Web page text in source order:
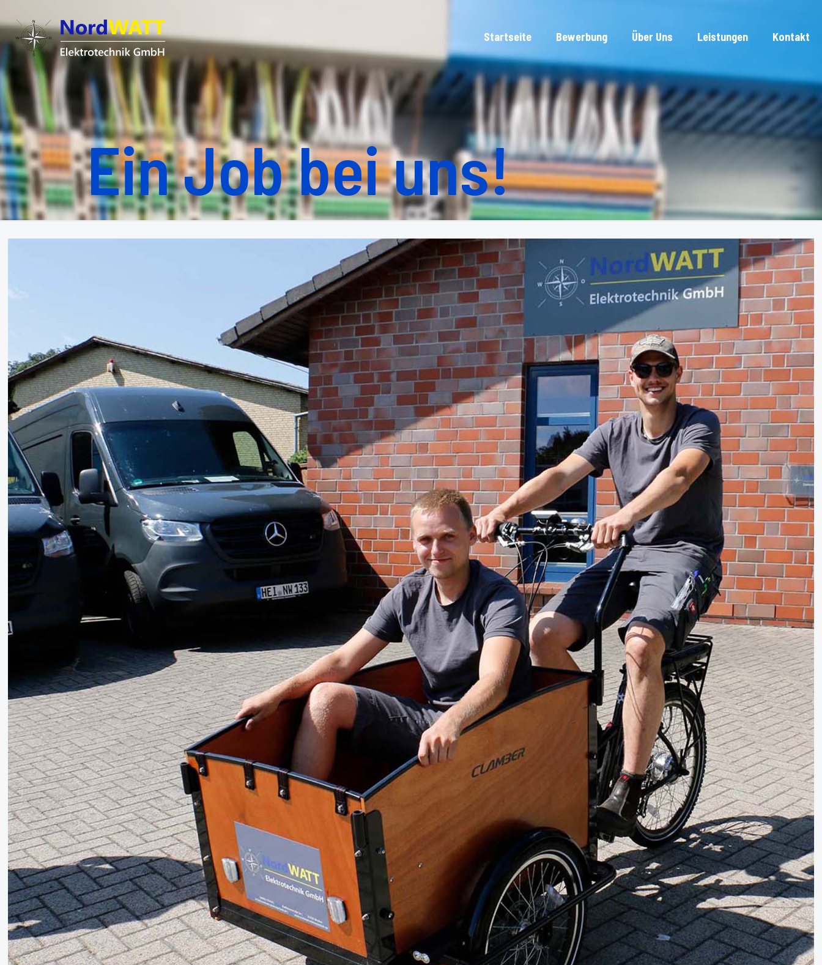
Startseite Bewerbung Über Uns Leistungen Kontakt
Ein Job bei uns!